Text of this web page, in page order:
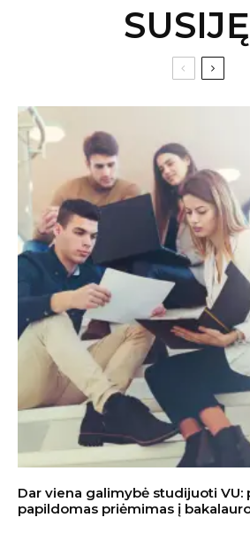
Dar viena galimybė studijuoti VU:
papildomas priėmimas į